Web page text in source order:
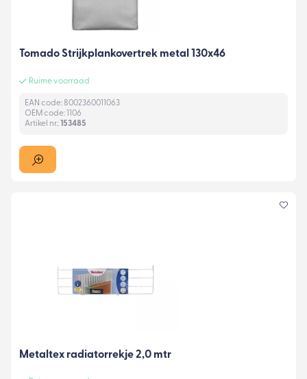
Tomado Strijkplankovertrek metal 130x46
Ruime voorraad
EAN code: 8002360011063
OEM code: 1106
Artikel nr.:153485
Metaltex radiatorrekje 2,0 mtr